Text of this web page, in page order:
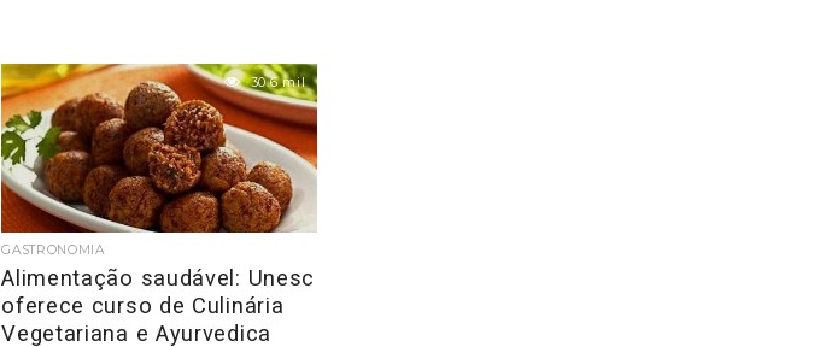
30.6 mil
GASTRONOMIA
Alimentação saudável: Unesc
oferece curso de Culinária
Vegetariana e Ayurvedica